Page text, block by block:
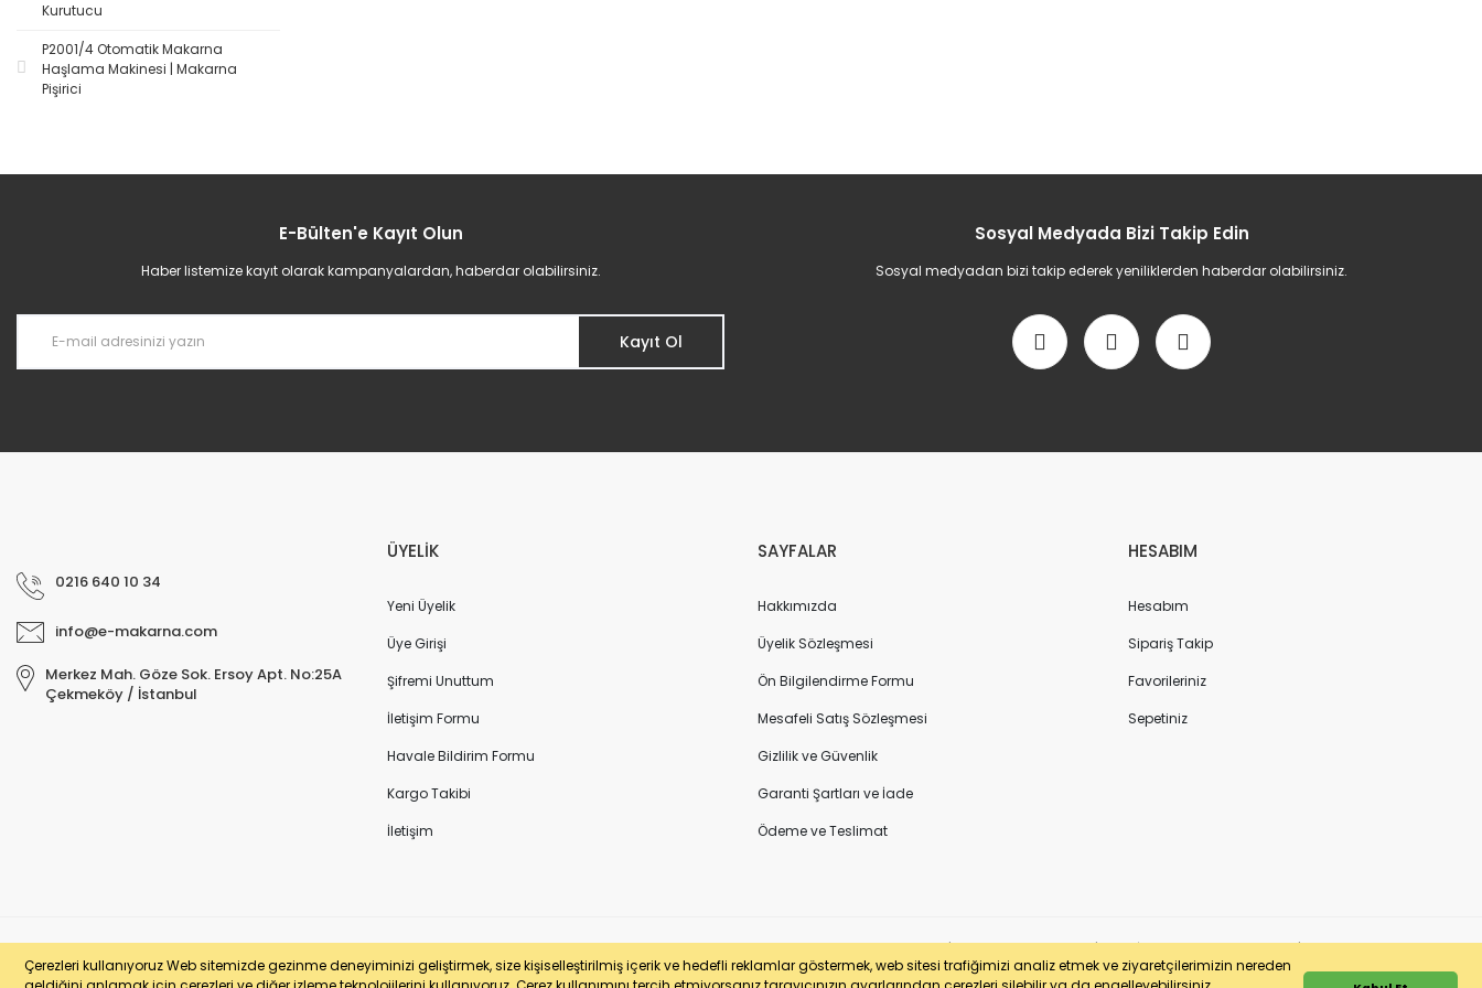
Çerezleri kullanıyoruz Web sitemizde gezinme deneyiminizi geliştirmek, size kişiselleştirilmiş içerik ve hedefli reklamlar göstermek, web sitesi trafiğimizi analiz etmek ve ziyaretçilerimizin nereden
Kurutucu
P2001/4 Otomatik Makarna
Haşlama Makinesi | Makarna
Pişirici
E-Bülten'e Kayıt Olun
Haber listemize kayıt olarak kampanyalardan, haberdar olabilirsiniz.
Kayıt Ol
Sosyal Medyada Bizi Takip Edin
Sosyal medyadan bizi takip ederek yeniliklerden haberdar olabilirsiniz.
0216 640 10 34
info@e-makarna.com
Merkez Mah. Göze Sok. Ersoy Apt. No:25A
Çekmeköy / İstanbul
ÜYELİK
Yeni Üyelik
Üye Girişi
Şifremi Unuttum
İletişim Formu
Havale Bildirim Formu
Kargo Takibi
İletişim
SAYFALAR
Hakkımızda
Üyelik Sözleşmesi
Ön Bilgilendirme Formu
Mesafeli Satış Sözleşmesi
Gizlilik ve Güvenlik
Garanti Şartları ve İade
Ödeme ve Teslimat
HESABIM
Hesabım
Sipariş Takip
Favorileriniz
Sepetiniz
© e-makarna.com Tüm Hakları Saklıdır. Kredi kartı bilgileriniz 256bit SSL sertifikası ile korunmaktadır. Pasfil Makine Sanayi ve Ticaret Ltd. Şti. | Vergi No: 7220436611 | MERSİS No: 072204366100013 | Ticaret Sicil No: 586968-0